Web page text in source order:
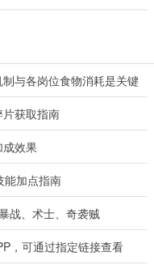
与各岗位食物消耗是关键
获取指南
效果
能加点指南
战、术士、奇袭贼
，可通过指定链接查看